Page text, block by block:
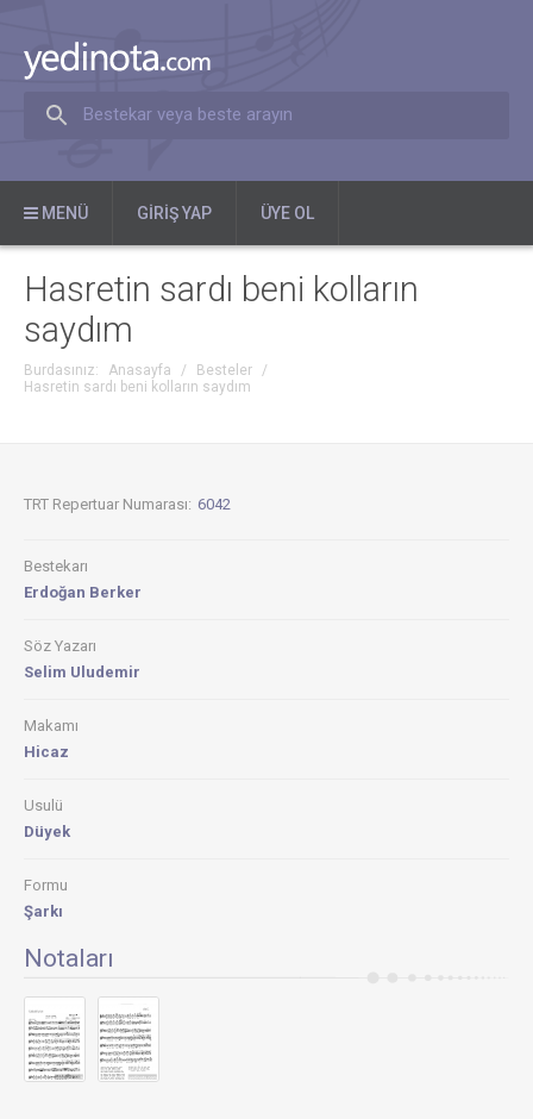
Bestekar veya beste arayın
MENÜ GIRIŞ YAP ÜYE OL
Hasretin sardı beni kolların
saydım
Burdasınız: Anasayfa / Besteler
/
Hasretin sardı beni kolların saydım
TRT Repertuar Numarası: 6042
Bestekarı
Erdoğan Berker
Söz Yazarı
Selim Uludemir
Makamı
Hicaz
Usulü
Düyek
Formu
Şarkı
Notaları